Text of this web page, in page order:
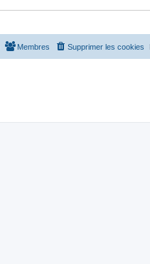
Supprimer les cookies
Membres